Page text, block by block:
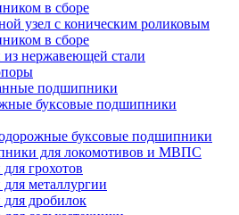
в сборе
узел с коническим роликовым
в сборе
нержавеющей стали
подшипники
буксовые подшипники
буксовые подшипники
для локомотивов и МВПС
грохотов
металлургии
дробилок